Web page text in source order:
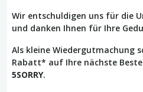
Wir entschuldigen uns für die
und danken Ihnen für Ihre
Als kleine Wiedergutmachung
Rabatt* auf Ihre nächste
5SORRY.